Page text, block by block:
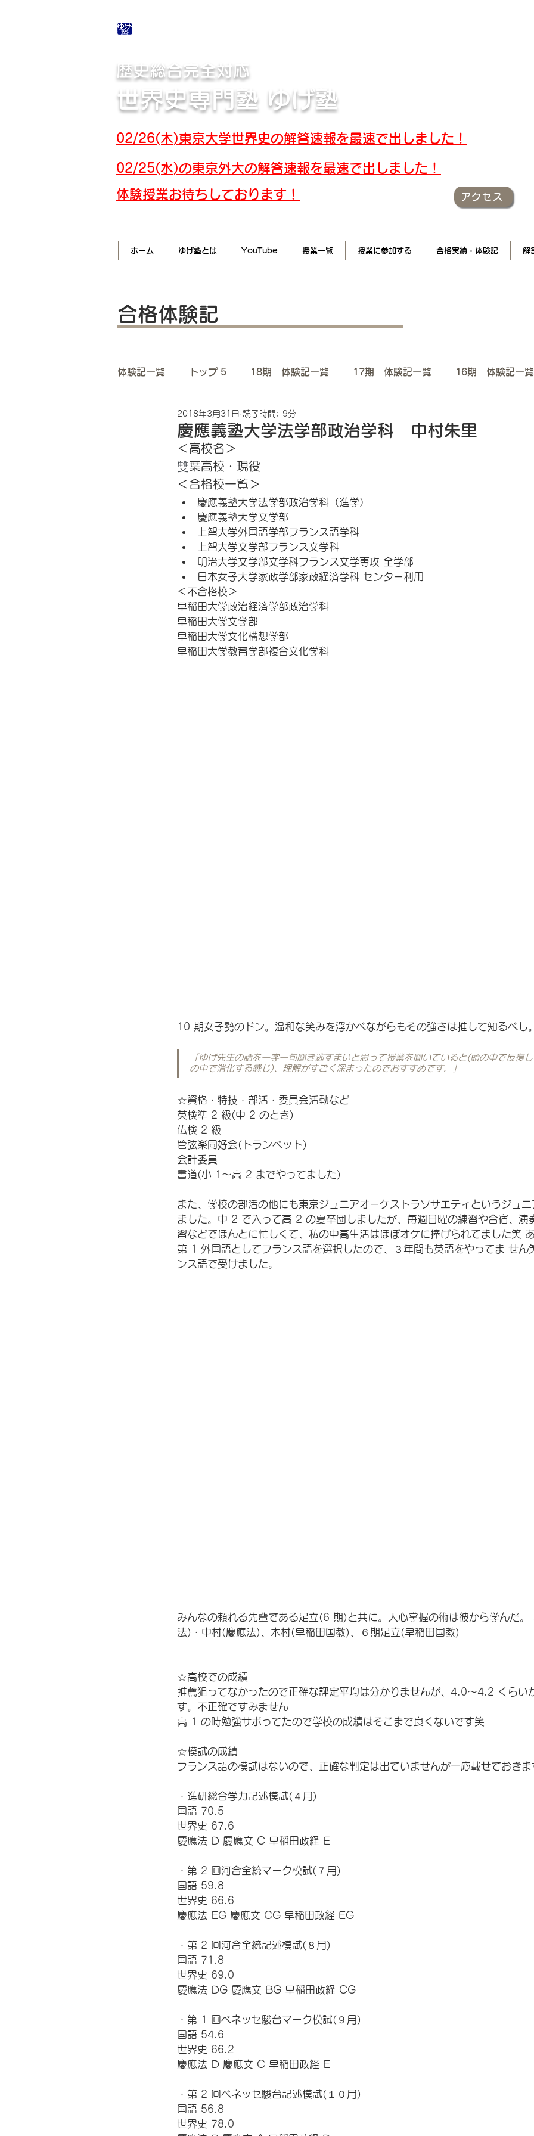
歴史総合完全対応
世界史専門塾 ゆげ塾
02/26(木)東京大学世界史の解答速報を最速で出しました！
02/25(水)の東京外大の解答速報を最速で出しました！
​体験授業お待ちしております！
アクセス
合格体験記
体験記一覧 トップ 5 18期 体験記一覧 17期 体験記一覧 16期 体験記一覧
14期 体験記一覧 13期 体験記一覧
9期 体験記一覧 8期 体験記一覧
4期 体験記一覧 3期 体験記一覧
慶應義塾大学法学部政治学科 中村朱里
2018年3月31日 読了時間: 9分
＜高校名＞
雙葉高校・現役
＜合格校一覧＞
慶應義塾大学法学部政治学科（進学）
慶應義塾大学文学部
上智大学外国語学部フランス語学科
上智大学文学部フランス文学科
明治大学文学部文学科フランス文学専攻 全学部
日本女子大学家政学部家政経済学科 センター利用
＜不合格校＞
早稲田大学政治経済学部政治学科
早稲田大学文学部
早稲田大学文化構想学部
早稲田大学教育学部複合文化学科
10 期女子勢のドン。温和な笑みを浮かべながらもその強さは推して知るべし。
「ゆげ先生の話を一字一句聞き逃すまいと思って授業を聞いていると(頭の中で反復
の中で消化する感じ)、理解がすごく深まったのでおすすめです。」
☆資格・特技・部活・委員会活動など
英検準 2 級(中 2 のとき)
仏検 2 級
管弦楽同好会(トランペット)
会計委員
書道(小 1〜高 2 までやってました)
また、学校の部活の他にも東京ジュニアオーケストラソサエティというジュ
ました。中 2 で入って高 2 の夏卒団しましたが、毎週日曜の練習や合宿、演
習などでほんとに忙しくて、私の中高生活はほぼオケに捧げられてました笑
第 1 外国語としてフランス語を選択したので、３年間も英語をやってま せん
ンス語で受けました。
みんなの頼れる先輩である足立(6 期)と共に。人心掌握の術は彼から学んだ
法)・中村(慶應法)、木村(早稲田国教)、６期足立(早稲田国教)
☆高校での成績
推薦狙ってなかったので正確な評定平均は分かりませんが、4.0〜4.2 くら
す。不正確ですみません
高 1 の時勉強サボってたので学校の成績はそこまで良くないです笑
☆模試の成績
フランス語の模試はないので、正確な判定は出ていませんが一応載せておきま
・進研総合学力記述模試(４月)
国語 70.5
世界史 67.6
慶應法 D 慶應文 C 早稲田政経 E
・第 2 回河合全統マーク模試(７月)
国語 59.8
世界史 66.6
慶應法 EG 慶應文 CG 早稲田政経 EG
・第 2 回河合全統記述模試(８月)
国語 71.8
世界史 69.0
慶應法 DG 慶應文 BG 早稲田政経 CG
・第 1 回ベネッセ駿台マーク模試(９月)
国語 54.6
世界史 66.2
慶應法 D 慶應文 C 早稲田政経 E
・第 2 回ベネッセ駿台記述模試(１０月)
国語 56.8
世界史 78.0
ホーム ゆげ塾とは YouTube 授業一覧 授業に参加する 合格実績・体験記 解